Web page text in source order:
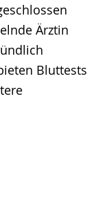
Ärztin
Bluttests